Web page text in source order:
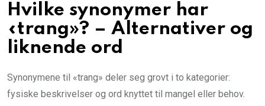
Hvilke synonymer har
«trang»? – Alternativer og
liknende ord
Synonymene til «trang» deler seg grovt i to kategorier:
fysiske beskrivelser og ord knyttet til mangel eller behov.